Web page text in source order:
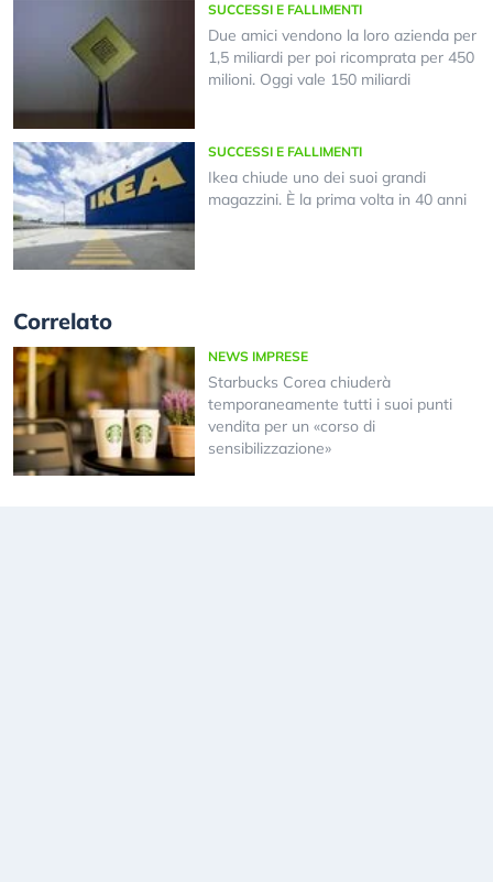
SUCCESSI E FALLIMENTI
Due amici vendono la loro azienda per
1,5 miliardi per poi ricomprata per 450
milioni. Oggi vale 150 miliardi
SUCCESSI E FALLIMENTI
Ikea chiude uno dei suoi grandi
magazzini. È la prima volta in 40 anni
Correlato
NEWS IMPRESE
Starbucks Corea chiuderà
temporaneamente tutti i suoi punti
vendita per un «corso di
sensibilizzazione»